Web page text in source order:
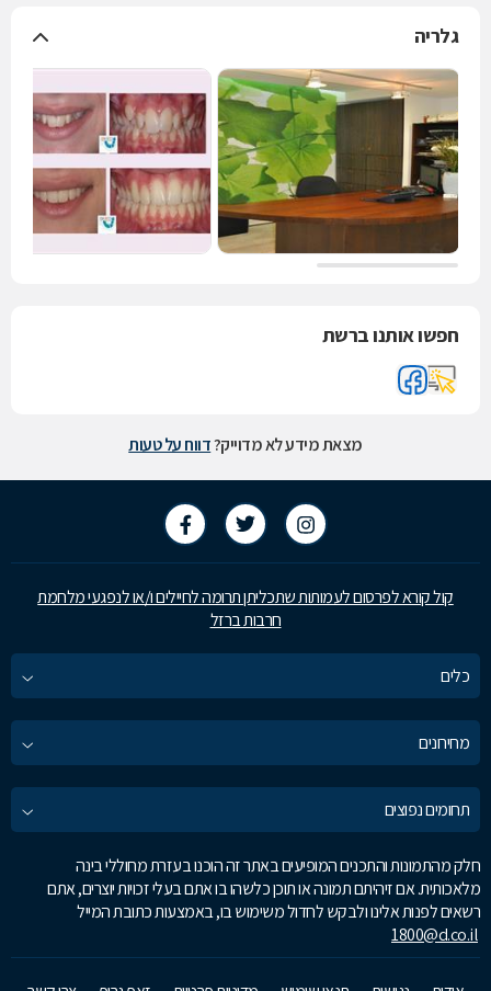
גלריה
חפשו אותנו ברשת
מצאת מידע לא מדוייק?דווח על טעות
קול קורא לפרסום לעמותות שתכליתן תרומה לחיילים ו/או לנפגעי מלחמת
חרבות ברזל
כלים
מחירונים
תחומים נפוצים
חלק מהתמונות והתכנים המופיעים באתר זה הוכנו בעזרת מחוללי בינה
מלאכותית. אם זיהיתם תמונה או תוכן כלשהו בו אתם בעלי זכויות יוצרים, אתם
רשאים לפנות אלינו ולבקש לחדול משימוש בו, באמצעות כתובת המייל
1800@d.co.il